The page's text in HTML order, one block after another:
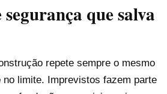
que salva
repete sempre o mesmo
no limite. Imprevistos fazem parte